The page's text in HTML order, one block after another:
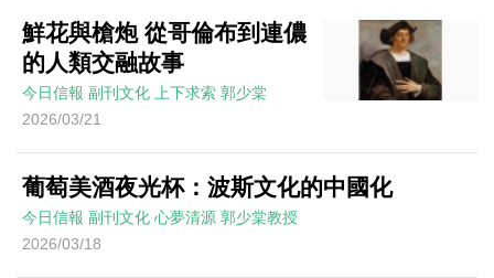
鮮花與槍炮 從哥倫布到連儂
的人類交融故事
今日信報 副刊文化 上下求索 郭少棠
2026/03/21
葡萄美酒夜光杯：波斯文化的中國化
今日信報 副刊文化 心夢清源 郭少棠教授
2026/03/18